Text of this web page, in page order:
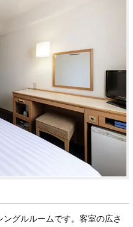
グルルームです。客室の広さ